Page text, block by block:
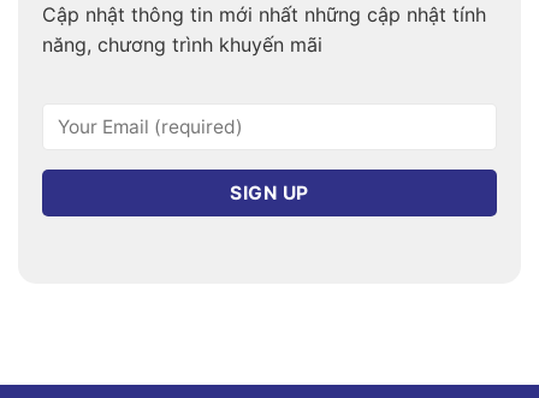
Cập nhật thông tin mới nhất những cập nhật tính
năng, chương trình khuyến mãi